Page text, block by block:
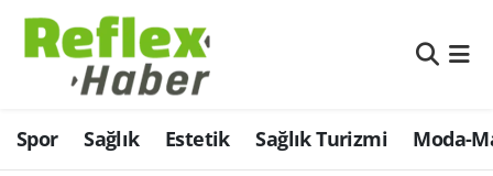
Spor Sağlık Estetik Sağlık Turizmi Moda-
Eğitim
Estetik
Nöbetçi Eczaneler
Hava Durumu